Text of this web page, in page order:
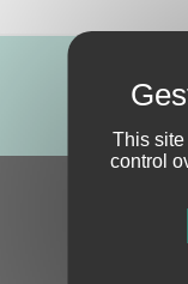
This
control